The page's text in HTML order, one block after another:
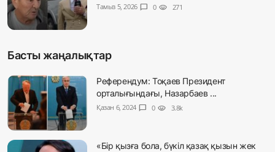
Тамыз 5, 2026 chat_bubble 0 visibility 271
Басты жаңалықтар
Референдум: Тоқаев Президент
орталығындағы, Назарбаев ...
Қазан 6, 2024 chat_bubble 0 visibility 3.8k
«Бір қызға бола, бүкіл қазақ қызын жек